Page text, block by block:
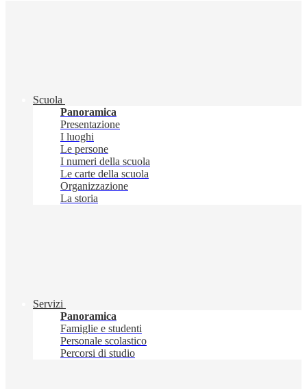
Scuola
Panoramica
Presentazione
I luoghi
Le persone
I numeri della scuola
Le carte della scuola
Organizzazione
La storia
Servizi
Panoramica
Famiglie e studenti
Personale scolastico
Percorsi di studio